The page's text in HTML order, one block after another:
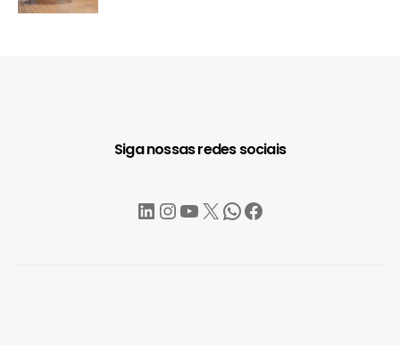
Siga nossas redes sociais
LinkedIn
Instagram
YouTube
X WhatsApp
Facebook